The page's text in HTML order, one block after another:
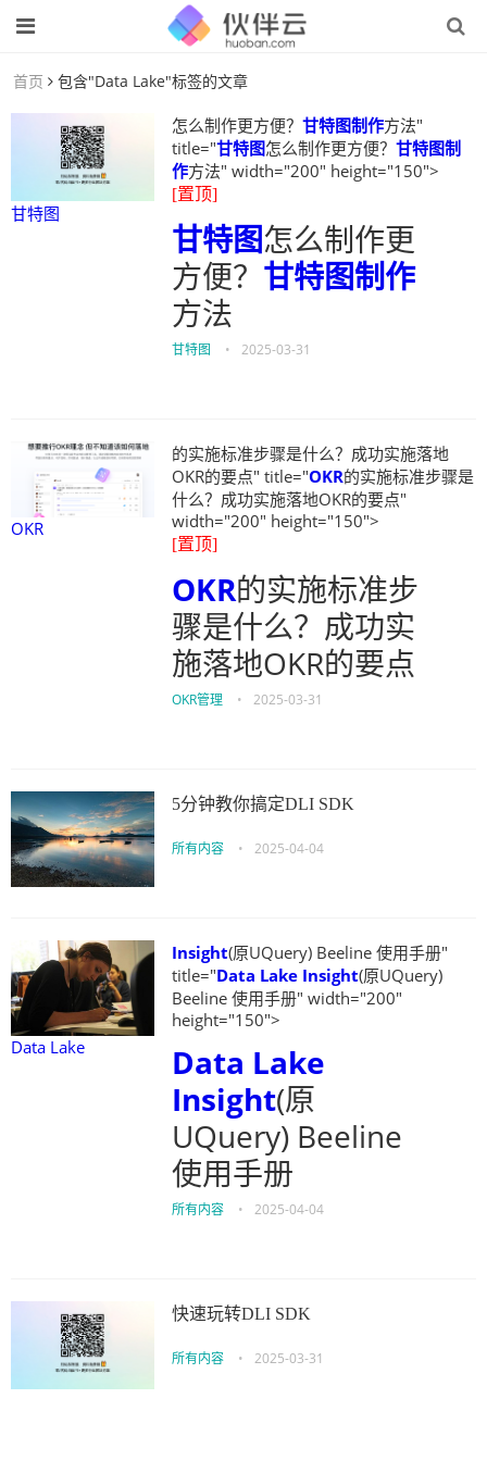
首页 包含"Data Lake"标签的文章
甘特图
怎么制作更方便？ 甘特图制作方法"
title="甘特图怎么制作更方便？ 甘特图制
作方法" width="200" height="150">
[置顶]
甘特图怎么制作更
方便？ 甘特图制作
方法
甘特图 • 2025-03-31
OKR
的实施标准步骤是什么？成功实施落地
OKR的要点" title="OKR的实施标准步骤是
什么？成功实施落地OKR的要点"
width="200" height="150">
[置顶]
OKR的实施标准步
骤是什么？成功实
施落地OKR的要点
OKR管理 • 2025-03-31
5分钟教你搞定DLI SDK
所有内容 • 2025-04-04
Data Lake
Insight(原UQuery) Beeline 使用手册"
title="Data Lake Insight(原UQuery)
Beeline 使用手册" width="200"
height="150">
Data Lake
Insight(原
UQuery) Beeline
使用手册
所有内容 • 2025-04-04
快速玩转DLI SDK
所有内容 • 2025-03-31